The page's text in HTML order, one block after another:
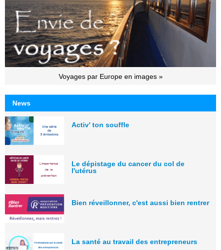
Voyages par Europe en images »
News
Activ' ton souffle
Le dépistage du cancer du col de
l'utérus
Bien réveillonner, c'est aussi bien rentrer
La santé au travail des entrepreneurs